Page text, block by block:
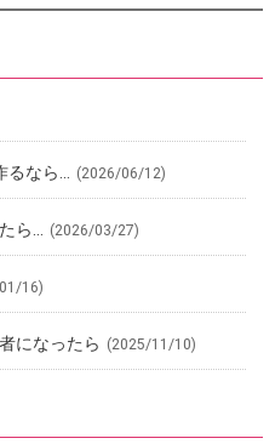
なら… (2026/06/12)
ら… (2026/03/27)
16)
になったら (2025/11/10)